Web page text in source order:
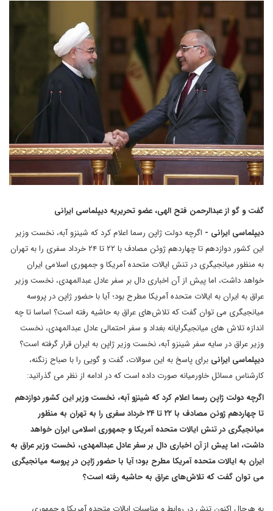
گفت و گو از عبدالرحمن فتح الهی، عضو تحریریه دیپلماسی ایرانی
دیپلماسی ایرانی - اگرچه دولت ژاپن رسما اعلام کرد که شینزو آبه، نخست وزیر
این کشور دوازدهم تا چهاردهم ژوئن مصادف با ۲۲ تا ۲۴ خرداد سفری را به تهران
به منظور میانجیگری در تنش ایالات متحده آمریکا و جمهوری اسلامی ایران
خواهد داشت، اما پیش از آن اخباری دال بر سفر عادل عبدالمهدی، نخست وزیر
عراق به ایران به ایالات متحده آمریکا مطرح بود؛ آیا با حضور ژاپن در پروسه
میانجیگری می توان گفت که تلاش‌های عراق به حاشیه رفته است؟ اساسا تا چه
اندازه تلاش های میانجیگرایانه بغداد و سفر احتمالی عادل عبدالمهدی، نخست
وزیر عراق در سایه سفر شینزو آبه، نخست وزیر ژاپن به ایران قرار گرفته است؟
دیپلماسی ایرانی برای پاسخ به این سوالات، گفت و گویی را با صباح زنگنه،
کارشناس مسائل خاورمیانه صورت داده است که در ادامه از نظر می گذرانید:
اگرچه دولت ژاپن رسما اعلام کرد که شینزو آبه، نخست وزیر این کشور دوازدهم
تا چهاردهم ژوئن مصادف با ۲۲ تا ۲۴ خرداد سفری را به تهران به منظور
میانجیگری در تنش ایالات متحده آمریکا و جمهوری اسلامی ایران خواهد
داشت، اما پیش از آن اخباری دال بر سفر عادل عبدالمهدی، نخست وزیر عراق به
ایران به ایالات متحده آمریکا مطرح بود؛ آیا با حضور ژاپن در پروسه میانجیگری
می توان گفت که تلاش‌های عراق به حاشیه رفته است؟